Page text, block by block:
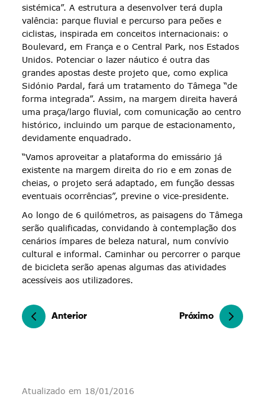
sistémica”. A estrutura a desenvolver terá dupla
valência: parque fluvial e percurso para peões e
ciclistas, inspirada em conceitos internacionais: o
Boulevard, em França e o Central Park, nos Estados
Unidos. Potenciar o lazer náutico é outra das
grandes apostas deste projeto que, como explica
Sidónio Pardal, fará um tratamento do Tâmega “de
forma integrada”. Assim, na margem direita haverá
uma praça/largo fluvial, com comunicação ao centro
histórico, incluindo um parque de estacionamento,
devidamente enquadrado.
“Vamos aproveitar a plataforma do emissário já
existente na margem direita do rio e em zonas de
cheias, o projeto será adaptado, em função dessas
eventuais ocorrências”, previne o vice-presidente.
Ao longo de 6 quilómetros, as paisagens do Tâmega
serão qualificadas, convidando à contemplação dos
cenários ímpares de beleza natural, num convívio
cultural e informal. Caminhar ou percorrer o parque
de bicicleta serão apenas algumas das atividades
acessíveis aos utilizadores.
Anterior Próximo
Atualizado em 18/01/2016